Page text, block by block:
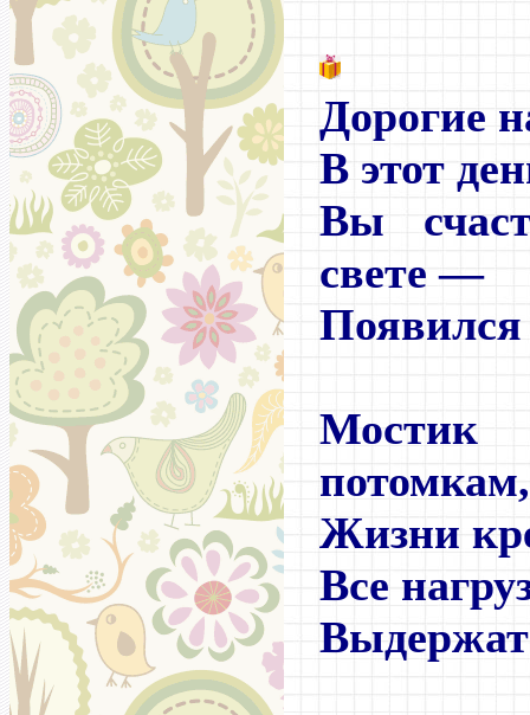
Дорогие
В этот
Вы
свете—
потомкам,
Жизни
Все